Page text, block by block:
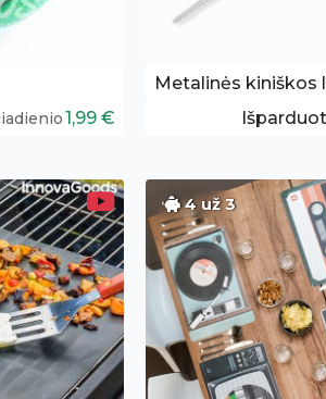
1,99 €
Metalinės kiniškos
4 už 3